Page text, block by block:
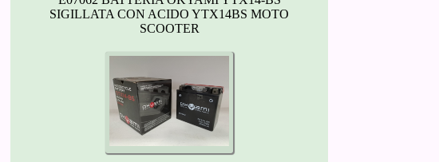
SIGILLATA CON ACIDO YTX14BS MOTO
SCOOTER